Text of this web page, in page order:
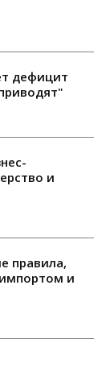
дефицит
и
правила,
и